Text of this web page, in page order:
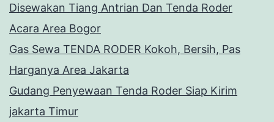
Disewakan Tiang Antrian Dan Tenda Roder
Acara Area Bogor
Gas Sewa TENDA RODER Kokoh, Bersih, Pas
Harganya Area Jakarta
Gudang Penyewaan Tenda Roder Siap Kirim
jakarta Timur